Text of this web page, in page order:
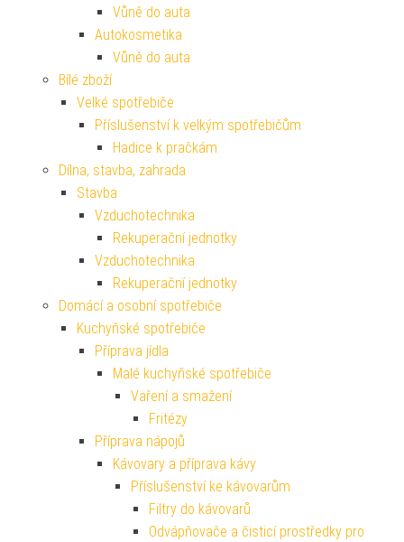
Vůně do auta
Autokosmetika
Vůně do auta
Bílé zboží
Velké spotřebiče
Příslušenství k velkým spotřebičům
Hadice k pračkám
Dílna, stavba, zahrada
Stavba
Vzduchotechnika
Rekuperační jednotky
Vzduchotechnika
Rekuperační jednotky
Domácí a osobní spotřebiče
Kuchyňské spotřebiče
Příprava jídla
Malé kuchyňské spotřebiče
Vaření a smažení
Fritézy
Příprava nápojů
Kávovary a příprava kávy
Příslušenství ke kávovarům
Filtry do kávovarů
Odvápňovače a čisticí prostředky pro